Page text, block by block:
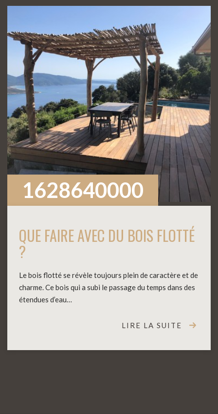
1628640000
QUE FAIRE AVEC DU BOIS FLOTTÉ
?
Le bois flotté se révèle toujours plein de caractère et de
charme. Ce bois qui a subi le passage du temps dans des
étendues d’eau…
LIRE LA SUITE